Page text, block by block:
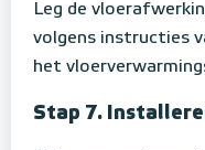
Leg de
volgens instructies
het
Stap 7.